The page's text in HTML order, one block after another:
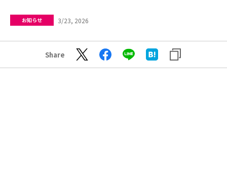
お知らせ 3/23, 2026
Share